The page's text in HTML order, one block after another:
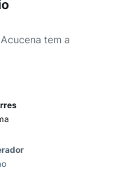
tem a